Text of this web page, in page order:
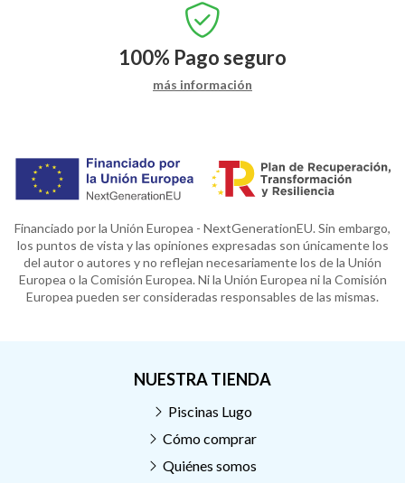
100% Pago seguro
más información
Financiado por la Unión Europea - NextGenerationEU. Sin embargo,
los puntos de vista y las opiniones expresadas son únicamente los
del autor o autores y no reflejan necesariamente los de la Unión
Europea o la Comisión Europea. Ni la Unión Europea ni la Comisión
Europea pueden ser consideradas responsables de las mismas.
NUESTRA TIENDA
Piscinas Lugo
Cómo comprar
Quiénes somos